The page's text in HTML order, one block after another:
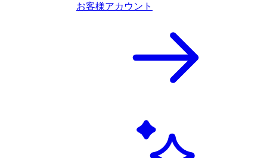
お客様アカウント